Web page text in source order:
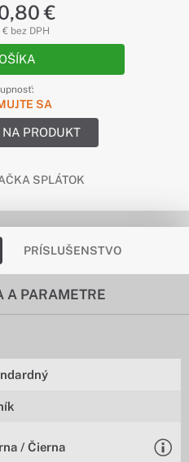
€
€ bez DPH
SA
PRODUKT
SPLÁTOK
PRÍSLUŠENSTVO
A PARAMETRE
/ Čierna